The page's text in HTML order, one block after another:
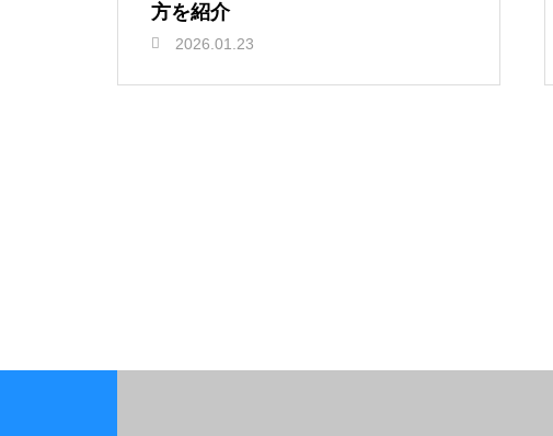
方を紹介
2026.01.23